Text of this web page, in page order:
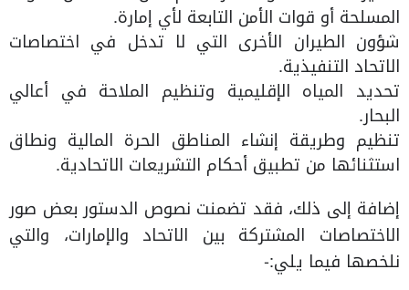
المسلحة أو قوات الأمن التابعة لأي إمارة.
شؤون الطيران الأخرى التي لا تدخل في اختصاصات
الاتحاد التنفيذية.
تحديد المياه الإقليمية وتنظيم الملاحة في أعالي
البحار.
تنظيم وطريقة إنشاء المناطق الحرة المالية ونطاق
استثنائها من تطبيق أحكام التشريعات الاتحادية.
إضافة إلى ذلك، فقد تضمنت نصوص الدستور بعض صور
الاختصاصات المشتركة بين الاتحاد والإمارات، والتي
نلخصها فيما يلي:-